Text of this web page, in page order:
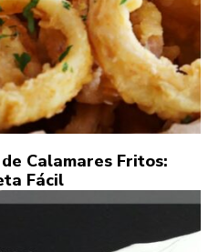
Calamares Fritos:
Fácil